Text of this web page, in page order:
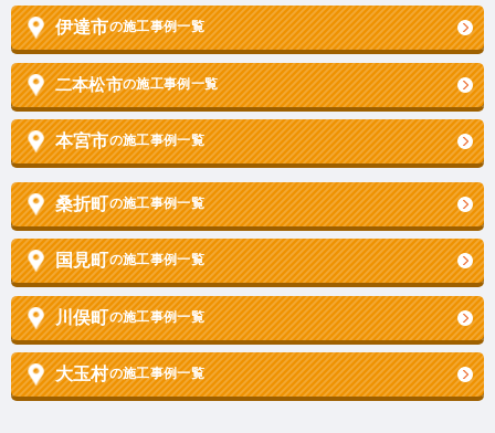
伊達市の施工事例一覧
二本松市の施工事例一覧
本宮市の施工事例一覧
桑折町の施工事例一覧
国見町の施工事例一覧
川俣町の施工事例一覧
大玉村の施工事例一覧